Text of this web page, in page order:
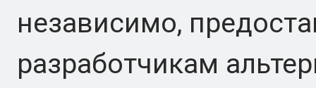
независимо,
разработчикам